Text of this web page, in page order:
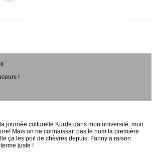
!
journée culturelle Kurde dans mon université, mon
Mais on ne connaissait pas le nom la première
ça les poil de chèvres depuis. Fanny a raison
juste !